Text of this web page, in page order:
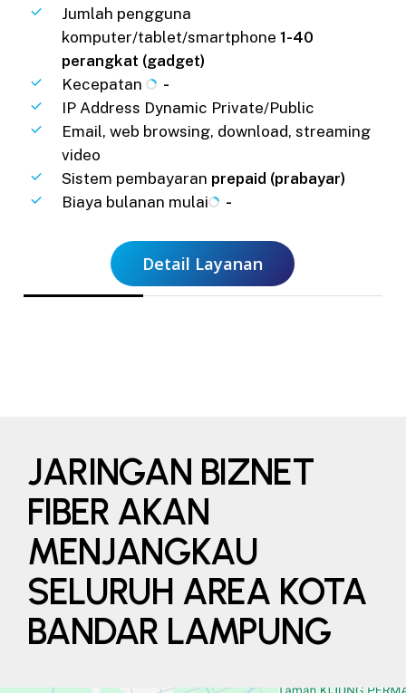
Jumlah pengguna
komputer/tablet/smartphone1-40
perangkat (gadget)
Kecepatan
-
IP Address Dynamic Private/Public
Email, web browsing, download, streaming
video
Sistem pembayaran prepaid (prabayar)
Biaya bulanan mulai
-
Detail Layanan
JARINGAN BIZNET
FIBER AKAN
MENJANGKAU
SELURUH AREA KOTA
BANDAR LAMPUNG